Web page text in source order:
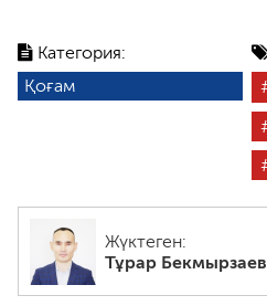
Категория:
Қоғам
Жүктеген:
Тұрар Бекмырзаев